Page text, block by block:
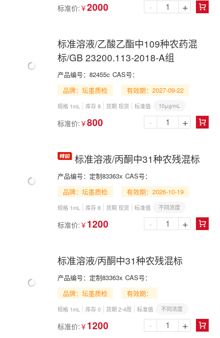
标准价: ￥2000 
- +
标准溶液/乙酸乙酯中109种农药混
标/GB 23200.113-2018-A组
产品编号： 82455c CAS号：
品牌：坛墨质检
有效期：2027-09-22
规格 1mL 库存 8 货期 现货 标准值 10μg/mL
标准价: ￥800 
- +
标准溶液/丙酮中31种农残混标
产品编号： 定制83363x CAS号：
品牌：坛墨质检
有效期：2026-10-19
规格 1mL 库存 8 货期 现货 标准值 不同浓度
标准价: ￥ 1200 
- +
标准溶液/丙酮中31种农残混标
产品编号： 定制83363x CAS号：
品牌：坛墨质检
有效期：
规格 1mL 库存 0 货期 2-4周 标准值 不同浓度
标准价: ￥ 1200 
- +